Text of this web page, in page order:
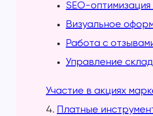
SEO-
Визуальное
Работа с
Управление
Участие в акциях
4. Платные